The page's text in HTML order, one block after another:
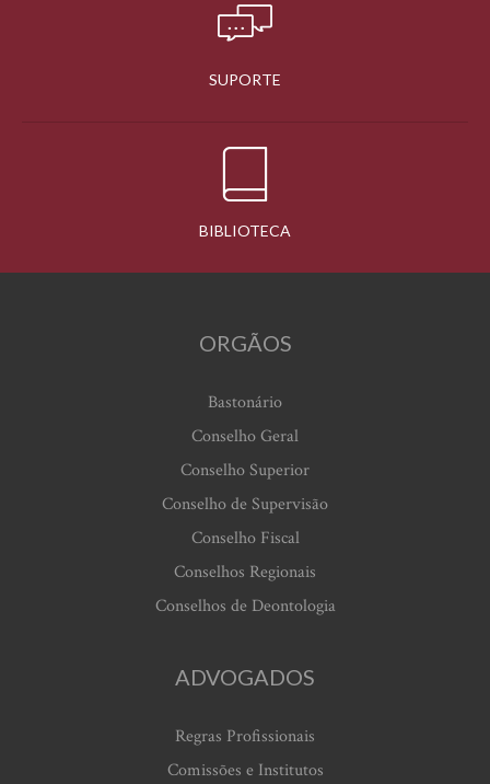
SUPORTE
BIBLIOTECA
ORGÃOS
Bastonário
Conselho Geral
Conselho Superior
Conselho de Supervisão
Conselho Fiscal
Conselhos Regionais
Conselhos de Deontologia
ADVOGADOS
Regras Profissionais
Comissões e Institutos